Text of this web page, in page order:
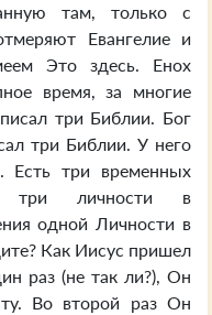
там, только с
Евангелие и
Это здесь. Енох
время, за многие
три Библии. Бог
три Библии. У него
Есть три временных
три личности в
одной Личности в
Как Иисус пришел
раз (не так ли?), Он
Во второй раз Он